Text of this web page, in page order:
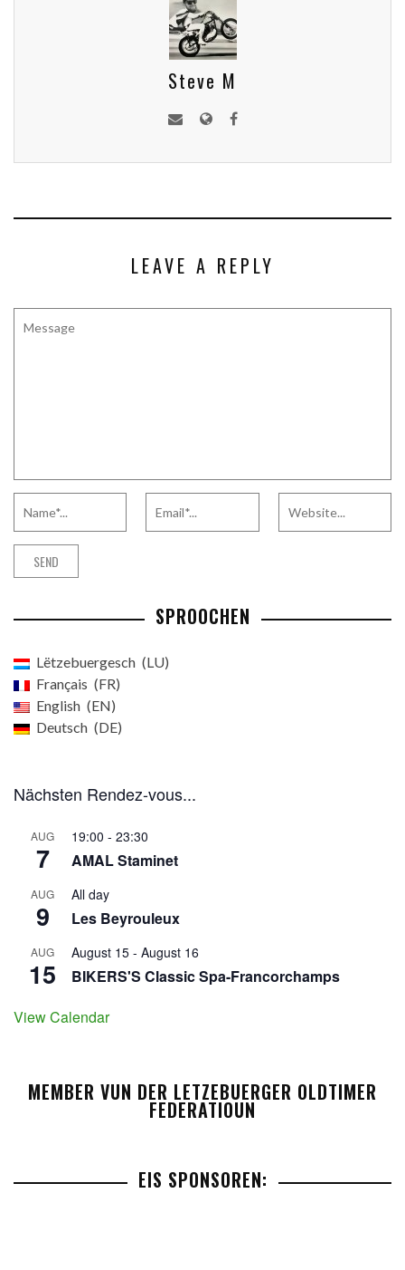
Steve M
LEAVE A REPLY
SPROOCHEN
Lëtzebuergesch
LU
Français
FR
English
EN
Deutsch
DE
Nächsten Rendez-vous...
AUG
7
19:00 - 23:30
AMAL Staminet
AUG
9
All day
Les Beyrouleux
AUG
15
August 15 - August 16
BIKERS'S Classic Spa-Francorchamps
View Calendar
MEMBER VUN DER LETZEBUERGER OLDTIMER
FEDERATIOUN
EIS SPONSOREN: